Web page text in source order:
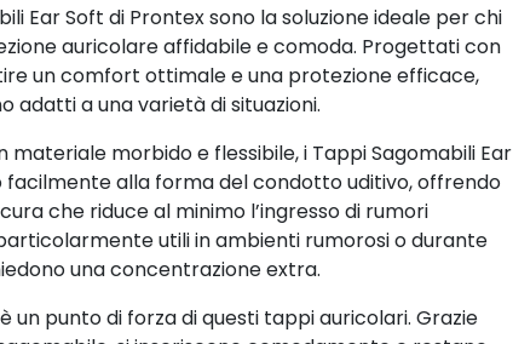
Ear Soft di Prontex sono la soluzione ideale per chi
auricolare affidabile e comoda. Progettati con
un comfort ottimale e una protezione efficace,
adatti a una varietà di situazioni.
materiale morbido e flessibile, i Tappi Sagomabili Ear
facilmente alla forma del condotto uditivo, offrendo
che riduce al minimo l’ingresso di rumori
utili in ambienti rumorosi o durante
una concentrazione extra.
è un punto di forza di questi tappi auricolari. Grazie